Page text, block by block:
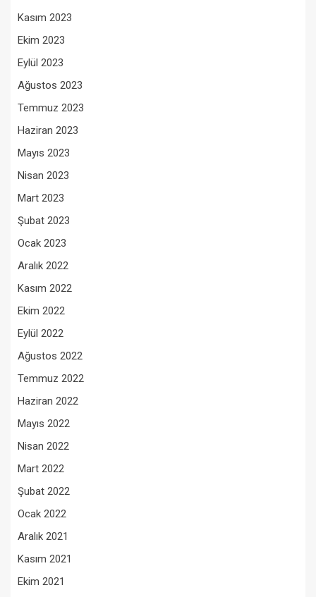
Kasım 2023
Ekim 2023
Eylül 2023
Ağustos 2023
Temmuz 2023
Haziran 2023
Mayıs 2023
Nisan 2023
Mart 2023
Şubat 2023
Ocak 2023
Aralık 2022
Kasım 2022
Ekim 2022
Eylül 2022
Ağustos 2022
Temmuz 2022
Haziran 2022
Mayıs 2022
Nisan 2022
Mart 2022
Şubat 2022
Ocak 2022
Aralık 2021
Kasım 2021
Ekim 2021